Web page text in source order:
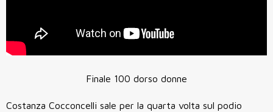
Finale 100 dorso donne
Costanza Cocconcelli sale per la quarta volta sul podio